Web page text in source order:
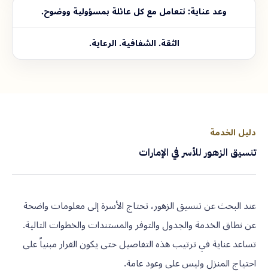
وعد عناية: نتعامل مع كل عائلة بمسؤولية ووضوح.
الثقة. الشفافية. الرعاية.
دليل الخدمة
تنسيق الزهور للأسر في الإمارات
عند البحث عن تنسيق الزهور، تحتاج الأسرة إلى معلومات واضحة
عن نطاق الخدمة والجدول والتوفر والمستندات والخطوات التالية.
تساعد عناية في ترتيب هذه التفاصيل حتى يكون القرار مبنياً على
احتياج المنزل وليس على وعود عامة.